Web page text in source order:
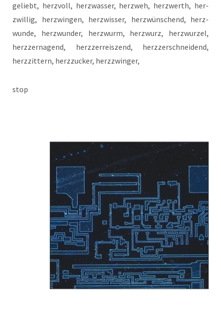
ge­liebt, herz­voll, herz­was­ser, herz­weh, herz­werth, her­
zwil­lig, her­zwin­gen, herzwis­ser, herz­wün­schend, her­z­
wun­de, her­z­wun­der, herz­wurm, herz­wurz, herz­wur­zel,
herz­zer­na­gend, herz­zer­reiszend, herz­zer­schnei­dend,
herz­zit­tern, herz­zu­cker, herzzwinger,
stop